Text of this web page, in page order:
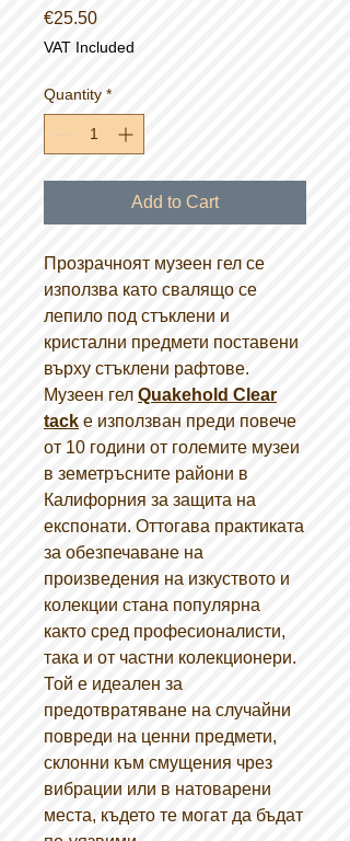
€25.50Price
VAT Included
Quantity *
Add to Cart
Прозрачноят музеен гел се
използва като свалящо се
лепило под стъклени и
кристални предмети поставени
върху стъклени рафтове.
Музеен гел Quakehold Clear
tack е използван преди повече
от 10 години от големите музеи
в земетръсните райони в
Калифорния за защита на
експонати. Оттогава практиката
за обезпечаване на
произведения на изкуството и
колекции стана популярна
както сред професионалисти,
така и от частни колекционери.
Той е идеален за
предотвратяване на случайни
повреди на ценни предмети,
склонни към смущения чрез
вибрации или в натоварени
места, където те могат да бъдат